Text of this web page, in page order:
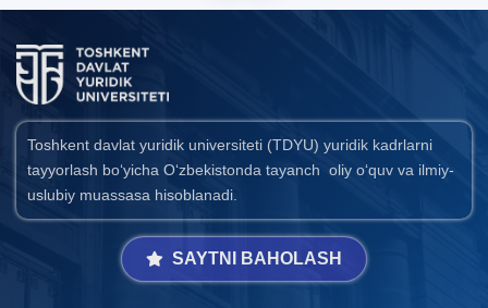
Toshkent davlat yuridik universiteti (TDYU) yuridik kadrlarni
tayyorlash bo‘yicha O‘zbekistonda tayanch oliy o‘quv va ilmiy-
uslubiy muassasa hisoblanadi.
SAYTNI BAHOLASH